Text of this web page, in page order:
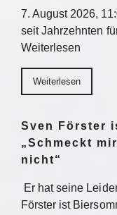
7. August 2026,
seit Jahrzehnten
Weiterlesen
Weiterlesen
Sven Förster
„Schmeckt
nicht“
Er hat seine
Förster ist